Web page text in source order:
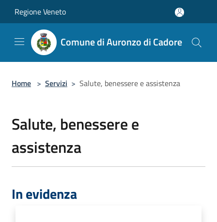
Regione Veneto
Comune di Auronzo di Cadore
Home > Servizi > Salute, benessere e assistenza
Salute, benessere e
assistenza
In evidenza